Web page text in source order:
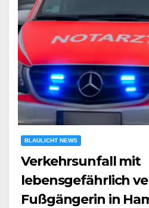
BLAULICHT NEWS
Verkehrsunfall mit
lebensgefährlich
Fußgängerin in